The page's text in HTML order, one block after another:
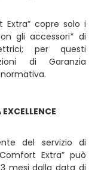
Extra” copre solo i
gli accessori* di
per questi
di Garanzia
del servizio di
Extra” può